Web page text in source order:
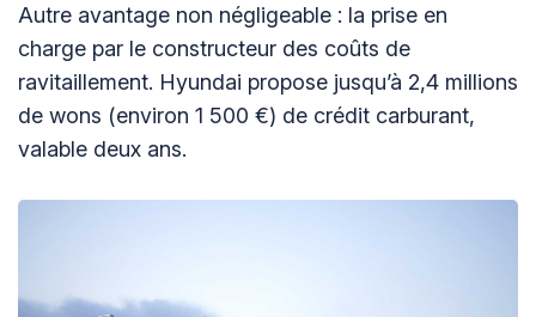
Autre avantage non négligeable : la prise en
charge par le constructeur des coûts de
ravitaillement. Hyundai propose jusqu’à 2,4 millions
de wons (environ 1 500 €) de crédit carburant,
valable deux ans.